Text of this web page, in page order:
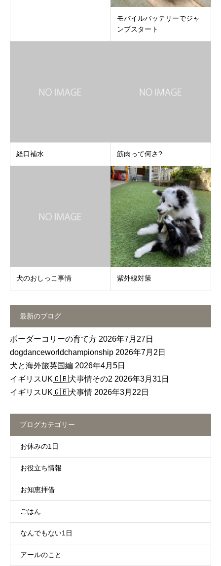
モバイルバッテリーでジャ
ンプスタート
経口補水 筋肉って何さ?
犬のおしっこ事情 紫外線対策
最新のブログ
ボーダーコリーの育て方 2026年7月27日
dogdanceworldchampionship 2026年7月2日
犬と海外旅英国編 2026年4月5日
イギリスUK🇬🇧犬事情その2 2026年3月31日
イギリスUK🇬🇧犬事情 2026年3月22日
ブログカテゴリー
お休みの1日
お役立ち情報
お知恵拝借
ごはん
なんでもない1日
アールのこと